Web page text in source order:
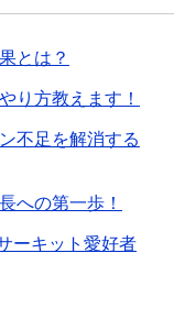
とは？
り方教えます！
不足を解消する
への第一歩！
ーキット愛好者